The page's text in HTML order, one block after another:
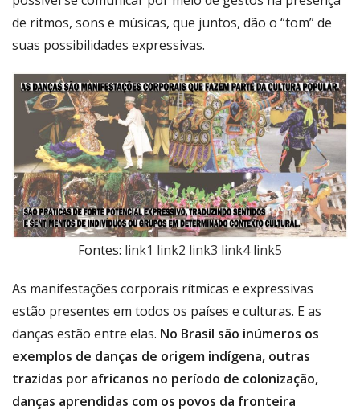
de ritmos, sons e músicas, que juntos, dão o “tom” de
suas possibilidades expressivas.
Fontes: link1 link2 link3 link4link5
As manifestações corporais rítmicas e expressivas
estão presentes em todos os países e culturas. E as
danças estão entre elas. No Brasil são inúmeros os
exemplos de danças de origem indígena, outras
trazidas por africanos no período de colonização,
danças aprendidas com os povos da fronteira